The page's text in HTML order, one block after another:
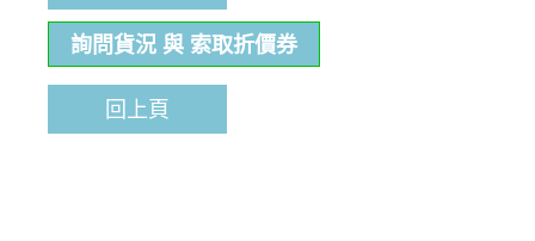
詢問貨況 與 索取折價券
回上頁